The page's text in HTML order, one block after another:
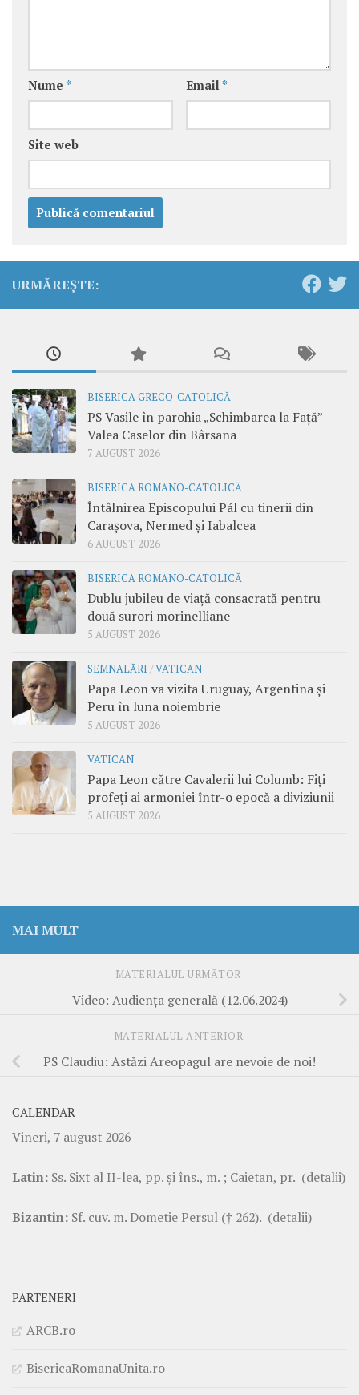
Nume * Email *
Site web
URMĂREȘTE:
BISERICA GRECO-CATOLICĂ
PS Vasile în parohia „Schimbarea la Față” –
Valea Caselor din Bârsana
7 AUGUST 2026
BISERICA ROMANO-CATOLICĂ
Întâlnirea Episcopului Pál cu tinerii din
Carașova, Nermed și Iabalcea
6 AUGUST 2026
BISERICA ROMANO-CATOLICĂ
Dublu jubileu de viață consacrată pentru
două surori morinelliane
5 AUGUST 2026
SEMNALĂRI /VATICAN
Papa Leon va vizita Uruguay, Argentina și
Peru în luna noiembrie
5 AUGUST 2026
VATICAN
Papa Leon către Cavalerii lui Columb: Fiți
profeți ai armoniei într-o epocă a diviziunii
5 AUGUST 2026
MAI MULT
MATERIALUL URMĂTOR
Video: Audiența generală (12.06.2024)
MATERIALUL ANTERIOR
PS Claudiu: Astăzi Areopagul are nevoie de noi!
CALENDAR
Vineri, 7 august 2026
Latin: Ss. Sixt al II-lea, pp. şi îns., m. ; Caietan, pr. (detalii)
Bizantin: Sf. cuv. m. Dometie Persul († 262). (detalii)
PARTENERI
ARCB.ro
BisericaRomanaUnita.ro